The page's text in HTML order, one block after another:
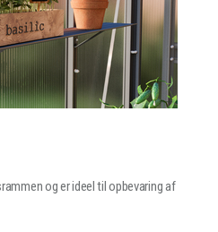
og er ideel til opbevaring af